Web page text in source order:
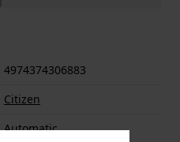
4974374306883
Citizen
Automatic